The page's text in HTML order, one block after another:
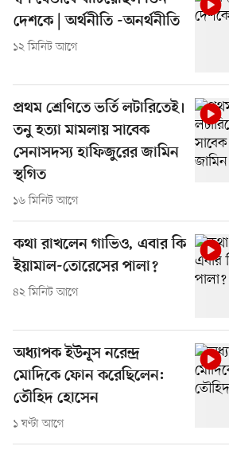
দেশকে | অর্থনীতি -অনর্থনীতি
১২ মিনিট আগে
প্রথম শ্রেণিতে ভর্তি লটারিতেই।
তনু হত্যা মামলায় সাবেক
সেনাসদস্য হাফিজুরের জামিন
স্থগিত
১৬ মিনিট আগে
কথা রাখলেন গাভিও, এবার কি
ইয়ামাল-তোরেসের পালা?
৪২ মিনিট আগে
অধ্যাপক ইউনূস নরেন্দ্র
মোদিকে ফোন করেছিলেন:
তৌহিদ হোসেন
১ ঘণ্টা আগে